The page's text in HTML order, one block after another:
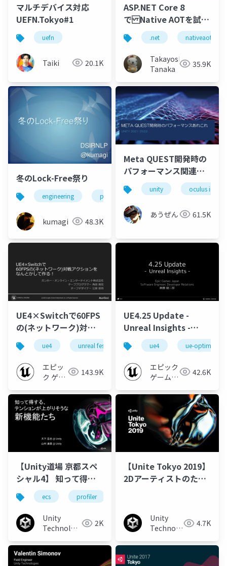
マルチデバイス対応
UEFN.Tokyo#1
uefn
Taiki 20.1K
ASP.NET Core 8
で Native AOTを試し
てみよう
.net nativeaot
Takayoshi
Tanaka
35.9K
冬のLock-Free祭り
engineering programming
kumagi 48.3K
Meta QUEST開発時の
パフォーマンス関連の
あれこれunity oculus
あうぜん 61.5K
UE4×Switchで60FPS
の(ネットワーク)対戦
アクションをなんとか
して作る！【UNREAL
FEST EXTREME 2020
WINTER】
ue4 unreal fest unreal fest extreme 2020 winter
エピッ
ク ゲー
ャパン
143.9K
UE4.25 Update -
Unreal Insights -
【2020】
ue4 ue-optimize
エピック
ゲームズ
42.6K
【Unity道場 京都スペ
シャル4】 知って得す
る、 テンションが上が
りそうな 新機能たち
ecs profiler
Unity
Technologies 2K
【Unite Tokyo 2019】
2Dアーティストのため
Unity
Technologies 4.7K